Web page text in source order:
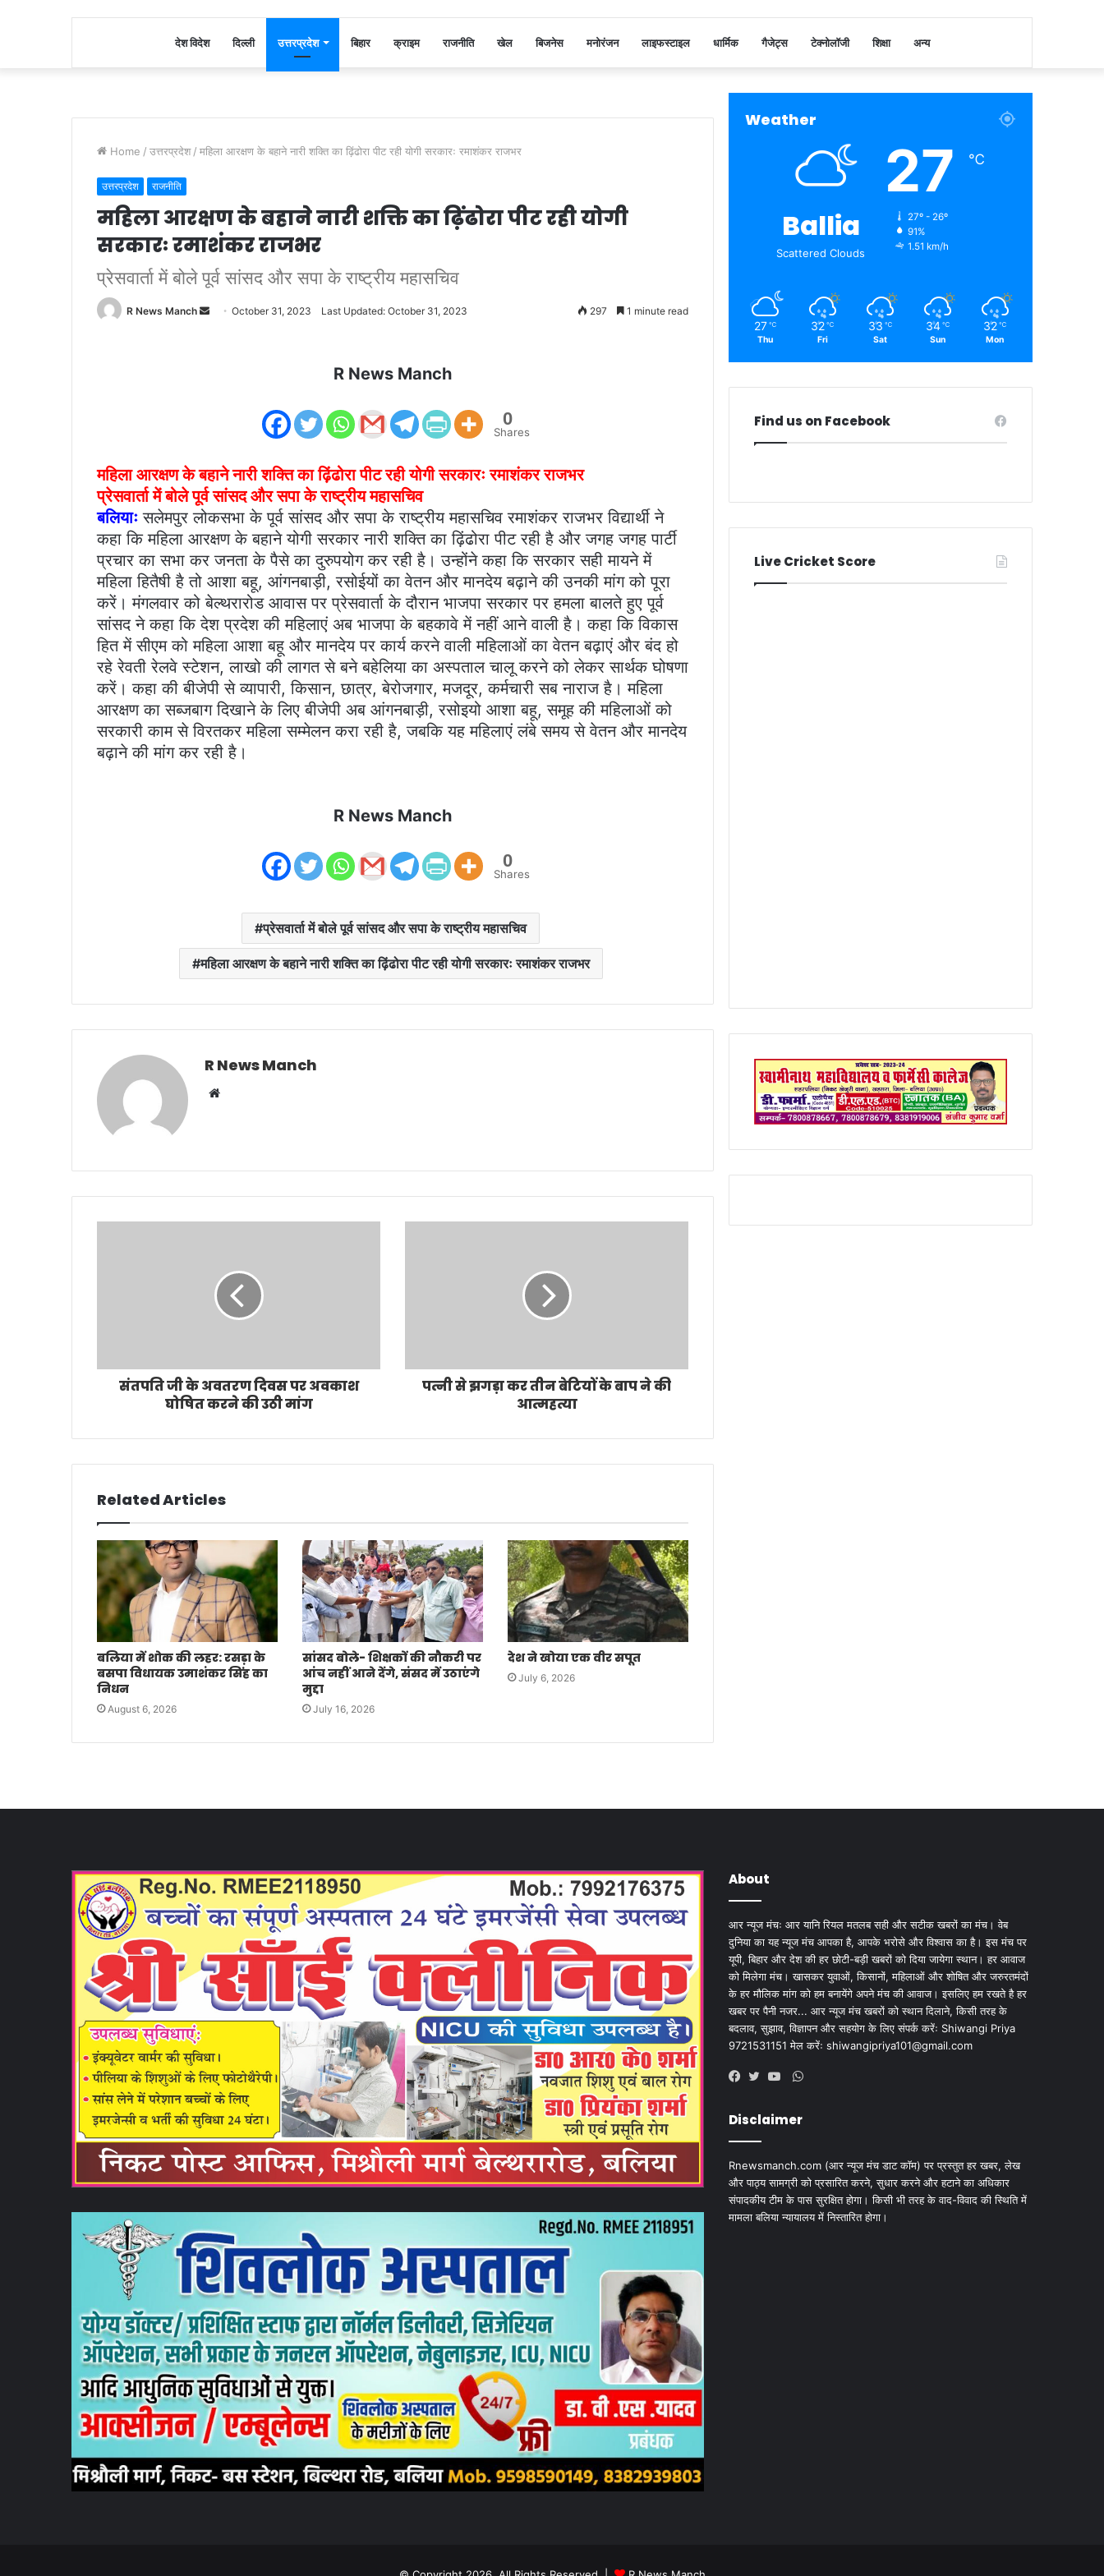
देश विदेश दिल्ली उत्तरप्रदेश बिहार क्राइम राजनीति खेल बिजनेस मनोरंजन लाइफस्टाइल धार्मिक गैजेट्स टेक्नोलॉजी शिक्षा अन्य
Home / उत्तरप्रदेश / महिला आरक्षण के बहाने नारी शक्ति का ढ़िंढोरा पीट रही योगी सरकारः रमाशंकर राजभर
उत्तरप्रदेश राजनीति
महिला आरक्षण के बहाने नारी शक्ति का ढ़िंढोरा पीट रही योगी
सरकारः रमाशंकर राजभर
प्रेसवार्ता में बोले पूर्व सांसद और सपा के राष्ट्रीय महासचिव
R News Manch
SendOctober 31, 2023 Last Updated: October 31, 2023 297 1 minute read
R News Manch
0
Shares
महिला आरक्षण के बहाने नारी शक्ति का ढ़िंढोरा पीट रही योगी सरकारः रमाशंकर राजभर
प्रेसवार्ता में बोले पूर्व सांसद और सपा के राष्ट्रीय महासचिव
बलियाः सलेमपुर लोकसभा के पूर्व सांसद और सपा के राष्ट्रीय महासचिव रमाशंकर राजभर विद्यार्थी ने
कहा कि महिला आरक्षण के बहाने योगी सरकार नारी शक्ति का ढ़िंढोरा पीट रही है और जगह जगह पार्टी
प्रचार का सभा कर जनता के पैसे का दुरुपयोग कर रही है। उन्होंने कहा कि सरकार सही मायने में
महिला हितैषी है तो आशा बहू, आंगनबाड़ी, रसोईयों का वेतन और मानदेय बढ़ाने की उनकी मांग को पूरा
करें। मंगलवार को बेल्थरारोड आवास पर प्रेसवार्ता के दौरान भाजपा सरकार पर हमला बालते हुए पूर्व
सांसद ने कहा कि देश प्रदेश की महिलाएं अब भाजपा के बहकावे में नहीं आने वाली है। कहा कि विकास
हित में सीएम को महिला आशा बहू और मानदेय पर कार्य करने वाली महिलाओं का वेतन बढ़ाएं और बंद हो
रहे रेवती रेलवे स्टेशन, लाखो की लागत से बने बहेलिया का अस्पताल चालू करने को लेकर सार्थक घोषणा
करें। कहा की बीजेपी से व्यापारी, किसान, छात्र, बेरोजगार, मजदूर, कर्मचारी सब नाराज है। महिला
आरक्षण का सब्जबाग दिखाने के लिए बीजेपी अब आंगनबाड़ी, रसोइयो आशा बहू, समूह की महिलाओं को
सरकारी काम से विरतकर महिला सम्मेलन करा रही है, जबकि यह महिलाएं लंबे समय से वेतन और मानदेय
बढ़ाने की मांग कर रही है।
R News Manch
0
Shares
प्रेसवार्ता में बोले पूर्व सांसद और सपा के राष्ट्रीय महासचिव
महिला आरक्षण के बहाने नारी शक्ति का ढ़िंढोरा पीट रही योगी सरकारः रमाशंकर राजभर
R News Manch
Website
संतपति जी के अवतरण दिवस पर अवकाश
घोषित करने की उठी मांग
पत्नी से झगड़ा कर तीन बेटियों के बाप ने की
आत्महत्या
Related Articles
बलिया में शोक की लहर: रसड़ा के
बसपा विधायक उमाशंकर सिंह का
निधन
August 6, 2026
सांसद बोले- शिक्षकों की नौकरी पर
आंच नहीं आने देंगे, संसद में उठाएंगे
मुद्दा
July 16, 2026
देश ने खोया एक वीर सपूत
July 6, 2026
Weather
Ballia
Scattered Clouds
27 ℃
27º - 26º
91%
1.51 km/h
27 ℃
Thu
32 ℃
Fri
33 ℃
Sat
34 ℃
Sun
32 ℃
Mon
Find us on Facebook
Live Cricket Score
About
आर न्यूज मंचः आर यानि रियल मतलब सही और सटीक खबरों का मंच। वेब
दुनिया का यह न्यूज मंच आपका है, आपके भरोसे और विश्वास का है। इस मंच पर
यूपी, बिहार और देश की हर छोटी-बड़ी खबरों को दिया जायेगा स्थान। हर आवाज
को मिलेगा मंच। खासकर युवाओं, किसानों, महिलाओं और शोषित और जरुरतमंदों
के हर मौलिक मांग को हम बनायेंगे अपने मंच की आवाज। इसलिए हम रखते है हर
खबर पर पैनी नजर... आर न्यूज मंच खबरों को स्थान दिलाने, किसी तरह के
बदलाव, सुझाव, विज्ञापन और सहयोग के लिए संपर्क करेंः Shiwangi Priya
9721531151 मेल करेंः shiwangipriya101@gmail.com
WhatsApp
Disclaimer
Rnewsmanch.com (आर न्यूज मंच डाट काॅम) पर प्रस्तुत हर खबर, लेख
और पाठ्य सामग्री को प्रसारित करने, सुधार करने और हटाने का अधिकार
संपादकीय टीम के पास सुरक्षित होगा। किसी भी तरह के वाद-विवाद की स्थिति में
मामला बलिया न्यायालय में निस्तारित होगा।